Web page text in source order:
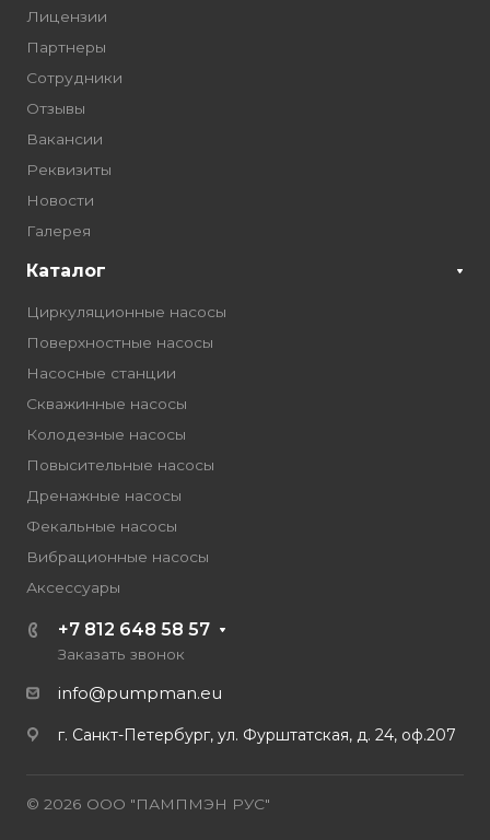
Лицензии
Партнеры
Сотрудники
Отзывы
Вакансии
Реквизиты
Новости
Галерея
Каталог
Циркуляционные насосы
Поверхностные насосы
Насосные станции
Скважинные насосы
Колодезные насосы
Повысительные насосы
Дренажные насосы
Фекальные насосы
Вибрационные насосы
Аксессуары
+7 812 648 58 57
Заказать звонок
info@pumpman.eu
г. Санкт-Петербург, ул. Фурштатская, д. 24, оф.207
© 2026 ООО "ПАМПМЭН РУС"